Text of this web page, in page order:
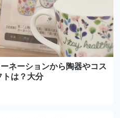
ネーションから陶器やコス
は？大分